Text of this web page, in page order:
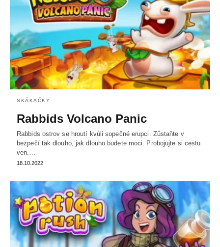
SKÁKAČKY
Rabbids Volcano Panic
Rabbids ostrov se hroutí kvůli sopečné erupci. Zůstaňte v
bezpečí tak dlouho, jak dlouho budete moci. Probojujte si cestu
ven.…
18.10.2022